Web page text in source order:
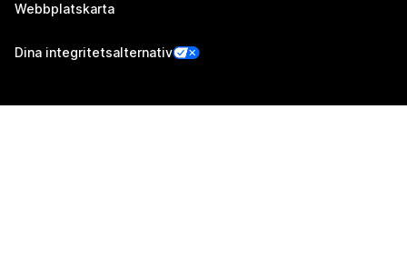
Webbplatskarta
Dina integritetsalternativ